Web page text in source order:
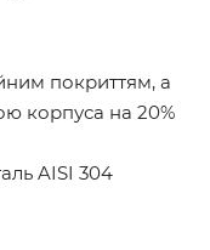
покриттям, а
корпуса на 20%
AISI 304